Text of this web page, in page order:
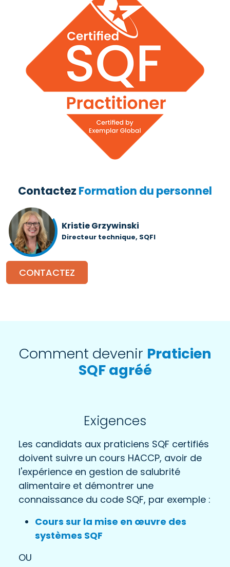
Contactez Formation du personnel
Kristie Grzywinski
Directeur technique, SQFI
CONTACTEZ
Comment devenir Praticien
SQF agréé
Exigences
Les candidats aux praticiens SQF certifiés
doivent suivre un cours HACCP, avoir de
l'expérience en gestion de salubrité
alimentaire et démontrer une
connaissance du code SQF, par exemple :
Cours sur la mise en œuvre des
systèmes SQF
OU